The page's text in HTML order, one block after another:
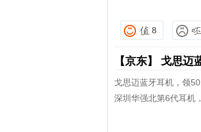
8
【京东】戈思迈
戈思迈蓝牙耳机，领
深圳华强北第6代耳机